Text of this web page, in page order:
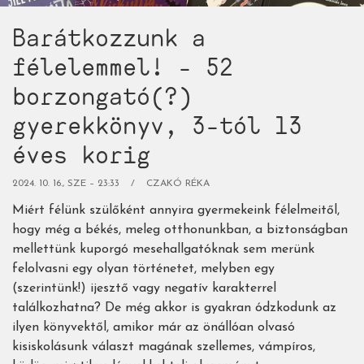
Barátkozzunk a
félelemmel! - 52
borzongató(?)
gyerekkönyv, 3-tól 13
éves korig
2024. 10. 16., SZE – 23:33 CZAKÓ RÉKA
Miért félünk szülőként annyira gyermekeink félelmeitől,
hogy még a békés, meleg otthonunkban, a biztonságban
mellettünk kuporgó mesehallgatóknak sem merünk
felolvasni egy olyan történetet, melyben egy
(szerintünk!) ijesztő vagy negatív karakterrel
találkozhatna? De még akkor is gyakran ódzkodunk az
ilyen könyvektől, amikor már az önállóan olvasó
kisiskolásunk választ magának szellemes, vámpíros,